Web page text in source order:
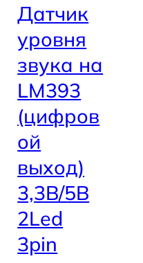
Датчик
уровня
звука на
LM393
(цифров
ой
выход)
3,3В/5В
2Led
3pin